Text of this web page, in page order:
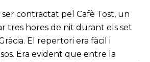
contractat pel Cafè Tost, un
tres hores de nit durant els set
El repertori era fàcil i
Era evident que entre la